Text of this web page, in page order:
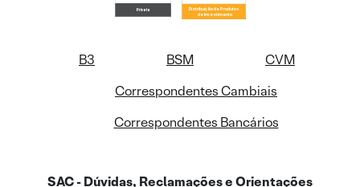
B3 BSM
CVM
Correspondentes Cambiais
Correspondentes Bancários
SAC - Dúvidas, Reclamações e Orientações